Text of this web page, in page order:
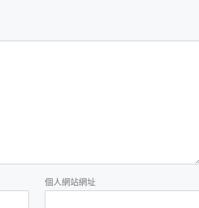
個人網站網址